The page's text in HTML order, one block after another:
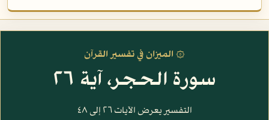
۞ الميزان في تفسير القرآن
سورة الحجر، آية ٢٦
التفسير يعرض الآيات ٢٦ إلى ٤٨